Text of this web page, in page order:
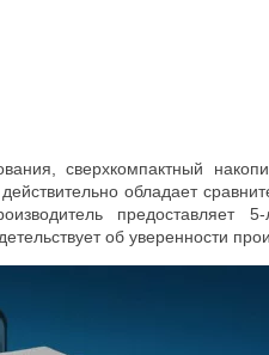
сверхкомпактный
обладает
об уверенности